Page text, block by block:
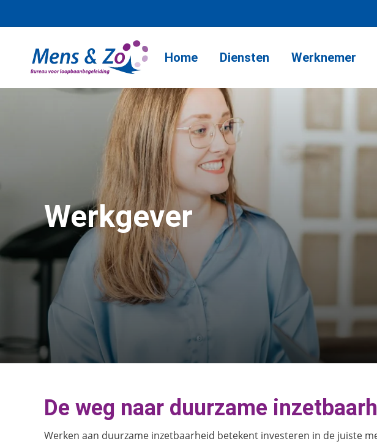
Home Diensten Werknemer
Werkgever
De weg naar duurzame
Werken aan duurzame inzetbaarheid betekent investeren in de juiste